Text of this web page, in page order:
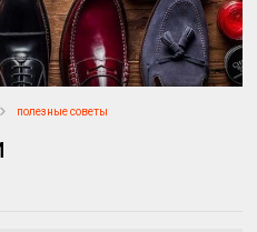
полезные советы